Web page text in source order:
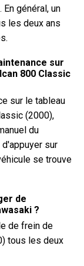
général, un
les deux ans
sur
800 Classic
sur le tableau
(2000),
du
sur
se trouve
de
?
de frein de
tous les deux